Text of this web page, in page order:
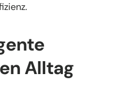
Alltag